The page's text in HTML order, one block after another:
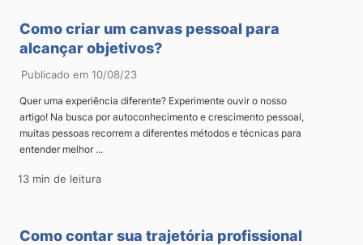
Como criar um canvas pessoal para
alcançar objetivos?
Publicado em 10/08/23
Quer uma experiência diferente? Experimente ouvir o nosso
artigo! Na busca por autoconhecimento e crescimento pessoal,
muitas pessoas recorrem a diferentes métodos e técnicas para
entender melhor ...
13 min de leitura
Como contar sua trajetória profissional